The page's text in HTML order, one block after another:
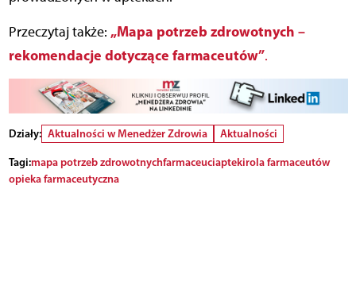
Przeczytaj także: „Mapa potrzeb zdrowotnych –
rekomendacje dotyczące farmaceutów”.
Działy: Aktualności w Menedżer Zdrowia
Aktualności
Tagi:mapa potrzeb zdrowotnychfarmaceuciaptekirola farmaceutów
opieka farmaceutyczna